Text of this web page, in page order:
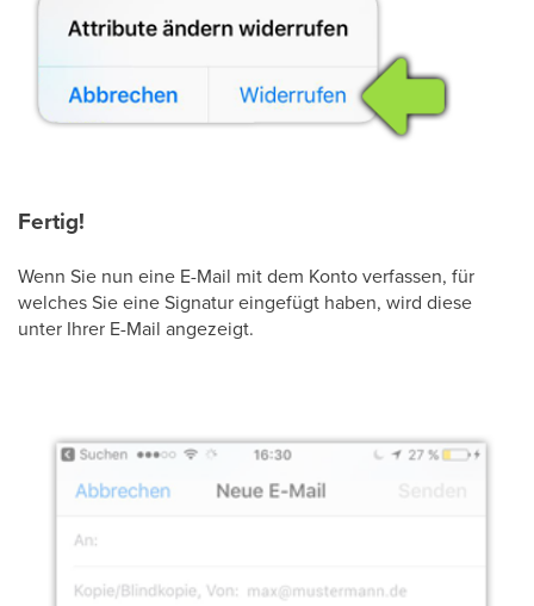
Fertig!
Wenn Sie nun eine E-Mail mit dem Konto verfassen, für
welches Sie eine Signatur eingefügt haben, wird diese
unter Ihrer E-Mail angezeigt.